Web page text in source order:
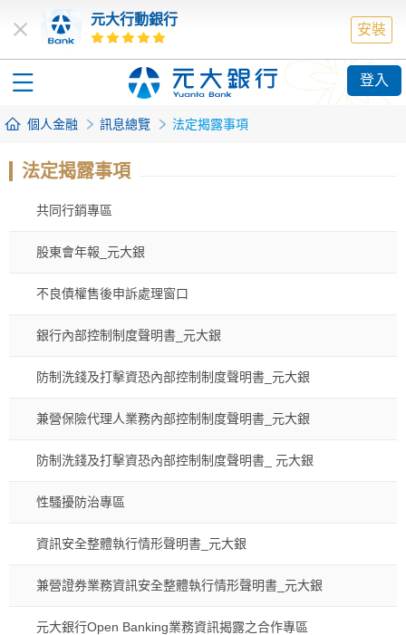
元大行動銀行
安裝
登入
個人金融 訊息總覽 法定揭露事項
法定揭露事項
共同行銷專區
股東會年報_元大銀
不良債權售後申訴處理窗口
銀行內部控制制度聲明書_元大銀
防制洗錢及打擊資恐內部控制制度聲明書_元大銀
兼營保險代理人業務內部控制制度聲明書_元大銀
防制洗錢及打擊資恐內部控制制度聲明書_ 元大銀
性騷擾防治專區
資訊安全整體執行情形聲明書_元大銀
兼營證券業務資訊安全整體執行情形聲明書_元大銀
元大銀行Open Banking業務資訊揭露之合作專區